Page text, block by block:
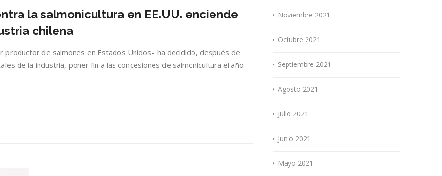
decisión
la
en
EE.UU.
enciende
la salmonicultura en EE.UU. enciende
chilena
productor de salmones en Estados Unidos– ha decidido, después de
de la industria, poner fin a las concesiones de salmonicultura el año
Noviembre 2021
Octubre 2021
Septiembre 2021
Agosto 2021
Julio 2021
Junio 2021
Mayo 2021